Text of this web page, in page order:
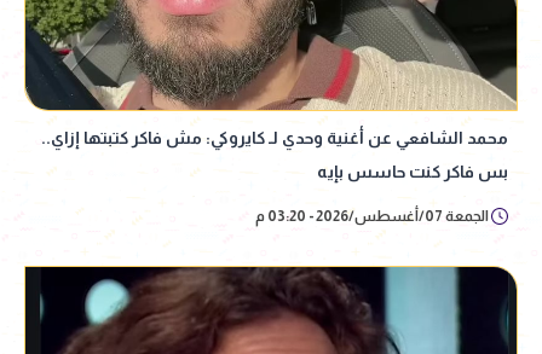
محمد الشافعي عن أغنية وحدي لـ كايروكي: مش فاكر كتبتها إزاي..
بس فاكر كنت حاسس بإيه
الجمعة 07/أغسطس/2026 - 03:20 م